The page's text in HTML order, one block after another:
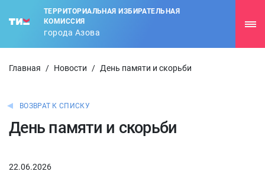
ТЕРРИТОРИАЛЬНАЯ ИЗБИРАТЕЛЬНАЯ
КОМИССИЯ
города Азова
Главная / Новости / День памяти и скорьби
ВОЗВРАТ К СПИСКУ
День памяти и скорьби
22.06.2026